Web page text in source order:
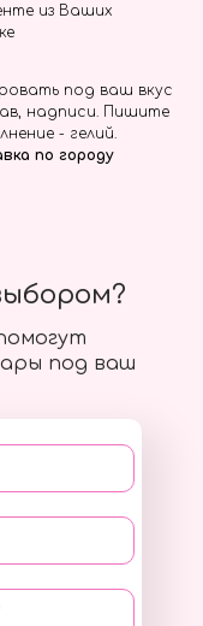
из Ваших
под ваш вкус
надписи. Пишите
- гелий.
по городу
под ваш